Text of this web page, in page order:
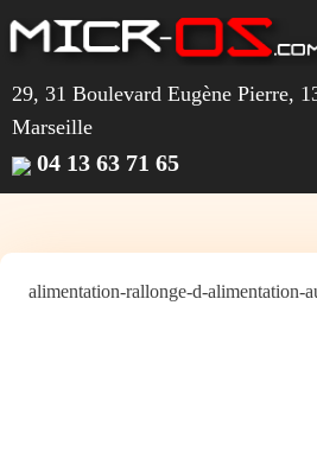
au
contenu
29, 31 Boulevard Eugène Pierre,
Marseille
04 13 63 71 65
alimentation-rallonge-d-alimentation-